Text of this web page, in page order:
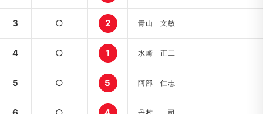
3 ○ 2 青山 文敏
4 ○ 1 水崎 正二
5 ○ 5 阿部 仁志